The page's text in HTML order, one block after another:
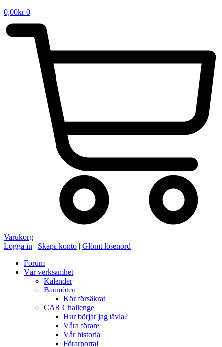
0,00kr 0
Varukorg
Logga in | Skapa konto | Glömt lösenord
Forum
Vår verksamhet
Kalender
Banmöten
Kör försäkrat
CAR Challenge
Hur börjar jag tävla?
Våra förare
Vår historia
Förarportal